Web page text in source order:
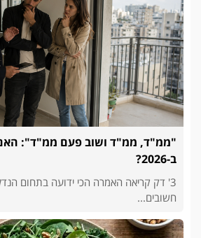
"ממ"ד, ממ"ד ושוב פעם ממ"ד": האם
ב-2026?
חשובים...